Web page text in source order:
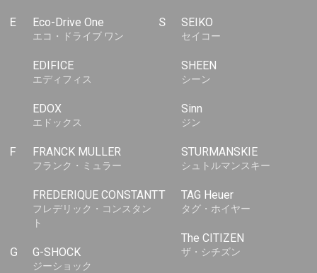
E Eco-Drive One
エコ・ドライブ ワン
EDIFICE
エディフィス
EDOX
エドックス
F FRANCK MULLER
フランク・ミュラー
FREDERIQUE CONSTANT
フレデリック・コンスタン
ト
G G-SHOCK
ジーショック
S SEIKO
セイコー
SHEEN
シーン
Sinn
ジン
STURMANSKIE
シュトルマンスキー
T TAG Heuer
タグ・ホイヤー
The CITIZEN
ザ・シチズン